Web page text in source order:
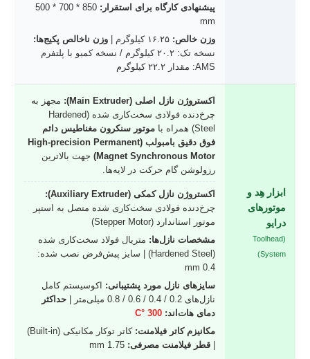
پیشنهادی کارگاه برای استقرار: 500 * 700 * 850
mm
وزن خالص:
وزن ناخالص پکیج‌ها:
نسخه تک: ۲۰.۲ کیلوگرم / نسخه کمبو با پلتفرم
AMS: مقدار ۲۲.۲ کیلوگرم
ابزار هِد و
موتورهای
درایو
(Toolhead
System)
اکستروژن نازل اصلی (Main Extruder):
مجهز به
چرخ‌دنده فولادی سخت‌کاری شده (Hardened
Steel) همراه با
موتور سنکرون مغناطیس دائم
فوق دقیق بامبولب (High-precision Permanent
Magnet Synchronous Motor)
جهت بالاترین
رزولوشن گام حرکت در لایه‌ها.
اکستروژن نازل کمکی (Auxiliary Extruder):
چرخ‌دنده فولادی سخت‌کاری شده متصل به استپر
موتور استاندارد (Stepper Motor)
مشخصات نازل‌ها: متریال فولاد سخت‌کاری شده
(Hardened Steel) | سایز پیش‌فرض نصب شده:
0.4 mm
سایزهای نازل مورد پشتیبانی: اکوسیستم کامل
نازل‌های 0.2 / 0.4 / 0.6 / 0.8 میلی‌متر |
حداکثر
دمای هات‌اند: 300 °C
مکانیزم کاتر فیلامنت:
کاتر توکار مکانیکی (Built-in)
قطر فیلامنت مصرفی: